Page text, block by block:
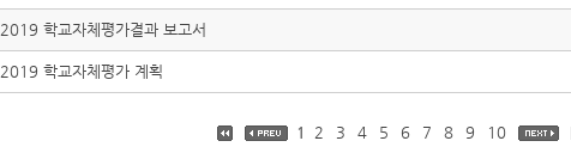
2019 학교자체평가결과 보고서
2019 학교자체평가 계획
1 2 3 4 5 6 7 8 9 10